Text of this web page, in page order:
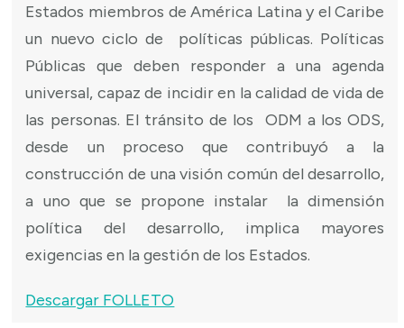
Estados miembros de América Latina y el Caribe
un nuevo ciclo de políticas públicas. Políticas
Públicas que deben responder a una agenda
universal, capaz de incidir en la calidad de vida de
las personas. El tránsito de los ODM a los ODS,
desde un proceso que contribuyó a la
construcción de una visión común del desarrollo,
a uno que se propone instalar la dimensión
política del desarrollo, implica mayores
exigencias en la gestión de los Estados.
Descargar FOLLETO